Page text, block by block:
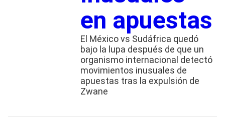
en apuestas
El México vs Sudáfrica quedó
bajo la lupa después de que un
organismo internacional detectó
movimientos inusuales de
apuestas tras la expulsión de
Zwane